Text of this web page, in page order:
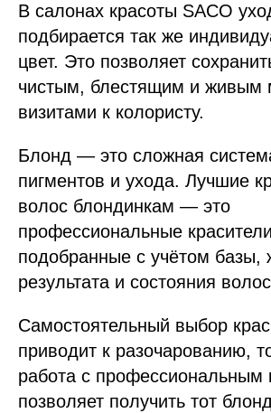
В салонах красоты SACO
подбирается так же
цвет. Это позволяет
чистым, блестящим и живым
визитами к колористу.
Блонд — это сложная
пигментов и ухода. Лучшие
волос блондинкам — это
профессиональные
подобранные с учётом базы,
результата и состояния
Самостоятельный выбор
приводит к разочарованию,
работа с профессиональным
позволяет получить тот